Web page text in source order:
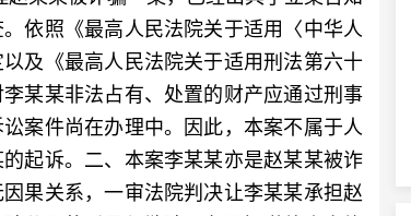
依照《最高人民法院关于适用〈中华人
及《最高人民法院关于适用刑法第六十
某某非法占有、处置的财产应通过刑事
案件尚在办理中。因此，本案不属于人
起诉。二、本案李某某亦是赵某某被诈
果关系，一审法院判决让李某某承担赵